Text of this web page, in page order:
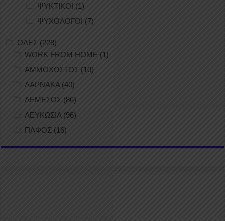
ΨΥΚΤΙΚΟΙ (1)
ΨΥΧΟΛΟΓΟΙ (7)
ΟΛΕΣ (228)
WORK FROM HOME (1)
ΑΜΜΟΧΩΣΤΟΣ (10)
ΛΑΡΝΑΚΑ (40)
ΛΕΜΕΣΟΣ (86)
ΛΕΥΚΩΣΙΑ(96)
ΠΑΦΟΣ (16)